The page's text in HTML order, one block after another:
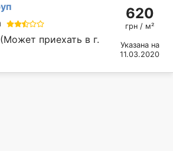
(Может приехать в г.
620
грн / м²
Указана на
11.03.2020